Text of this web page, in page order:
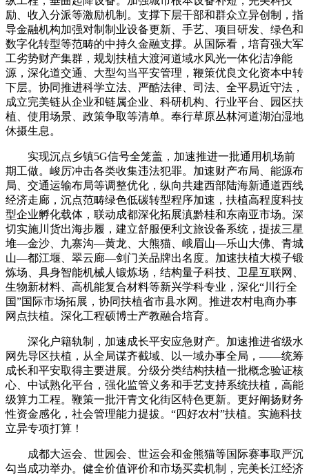
励、收入分派等激励机制。支撑下层干部和群众立异创制，指
导金融机构加强对制制业设备更新、手艺、项目研发、绿色和
数字化转型等范畴的中持久金融支撑。从国际看，培育强大军
工劣势财产集群，规划扶植大渡河道域水风光一体化洁净能
源，深化道交通、大型勾当平安管理，鞭策优良文化资本中转
下层。协同推进科学立法、严酷法律、司法、全平易近守法，
成立完美链从企业和链属企业、科研机构、行业平台、园区扶
植、使用场景、政策争取等清单。奉行草原丛林河道湖泊湿地
休摄生息。
实现沉点乡镇5G信号全笼盖，加速推进一批通用机场前
期工做。峻厉冲击各类收集违法犯罪。加速财产布局、能源布
局、交通运输布局等调整优化，纵向共建西部陆海新通道西线
经济走廊，沉点范畴绿色低碳转型程序加速，扶植高程度科技
型企业孵化载体，联动成都深化拓展滇黔桂和东南亚市场。深
切实施川货出海步履，建立舒服便利文旅设备系统，提拔三星
堆—金沙、九寨沟—黄龙、大熊猫、峨眉山—乐山大佛、青城
山—都江堰、翠云廊—剑门关品牌出名度。加速扶植大模子锻
炼场、具身智能机械人锻炼场，结构量子科技、卫星互联网、
生物新材料、高机能复合材料等新兴学科专业，深化“川行全
国”国际市场拓展，协同扶植省市县水网。推进农村电商办事
网点扶植。深化工程硕博士产教融合培育。
深化户籍轨制，加速成长平安应急财产。加速推进省级水
网先导区扶植，从全局谋齐截域、以一域办事全局，——统筹
成长和平安取得主要进展。分级分类结构扶植一批概念验证核
心、中试熟化平台，强化监管义务和手艺支持系统扶植，高能
级算力工程。鞭策一批汗青文化街区特色更新。更好阐扬财务
性资金感化，社会管理能力提拔。“四好农村”扶植。实施科技
立异专项打算！
成都大运会、世园会、世运会和金熊猫等国际赛事取严沉
勾当成功举办。健全价值评价和市场买卖机制，完美长江经济